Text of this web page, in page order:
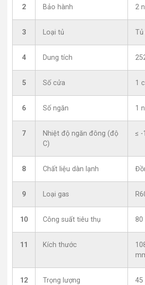
2 Bảo hành 2
3 Loại tủ
4 Dung tích
5 Số cửa 1
6 Số ngăn 1
7
Nhiệt độ ngăn đông (độ
C)
≤ -
8 Chất liệu dàn lạnh
9 Loại gas
10 Công suất tiêu thụ 80
11 Kích thước
12 Trọng lượng 45